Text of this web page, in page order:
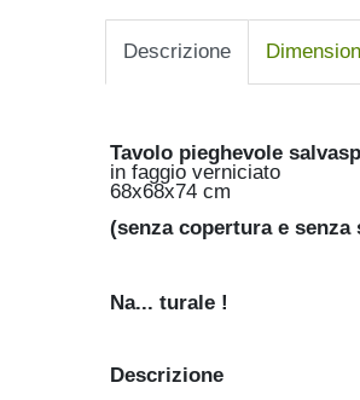
Descrizione
Tavolo pieghevole
in faggio verniciato
68x68x74 cm
(senza copertura e senza
Na... turale !
Descrizione